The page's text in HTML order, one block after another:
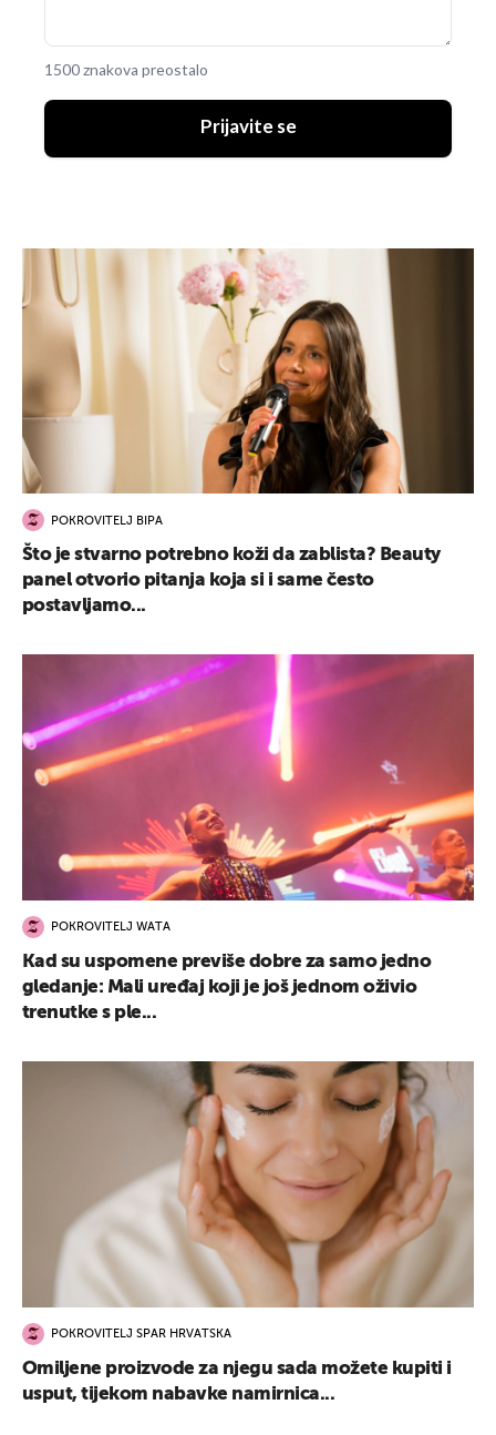
1500 znakova preostalo
Prijavite se
POKROVITELJ BIPA
Što je stvarno potrebno koži da zablista? Beauty
panel otvorio pitanja koja si i same često
postavljamo...
POKROVITELJ WATA
Kad su uspomene previše dobre za samo jedno
gledanje: Mali uređaj koji je još jednom oživio
trenutke s ple...
POKROVITELJ SPAR HRVATSKA
Omiljene proizvode za njegu sada možete kupiti i
usput, tijekom nabavke namirnica...
UKLJUČITE NOTIFIKACIJE